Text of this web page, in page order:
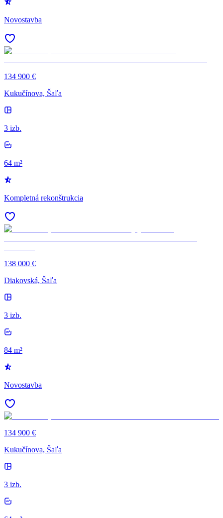
Novostavba
134 900 €
Kukučínova, Šaľa
3 izb.
64 m²
Kompletná rekonštrukcia
138 000 €
Diakovská, Šaľa
3 izb.
84 m²
Novostavba
134 900 €
Kukučínova, Šaľa
3 izb.